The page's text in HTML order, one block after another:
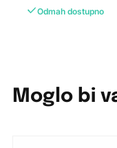
Odmah dostupno
Moglo bi